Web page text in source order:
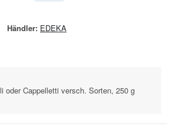
Händler: EDEKA
oder Cappelletti versch. Sorten, 250 g